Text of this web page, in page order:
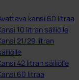
kansi 60 litraa
10 litran säiliölle
21/29 litran
42 litran säiliölle
60 litraa